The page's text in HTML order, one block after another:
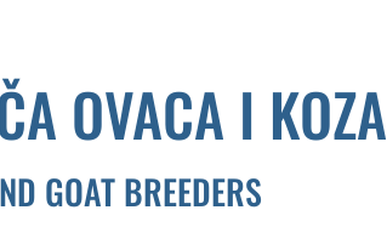
OVACA I KOZA
GOAT BREEDERS